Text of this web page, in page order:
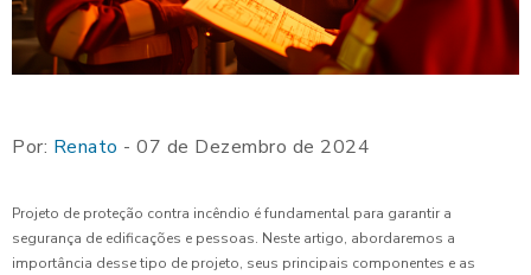
Por: Renato - 07 de Dezembro de 2024
Projeto de proteção contra incêndio é fundamental para garantir a
segurança de edificações e pessoas. Neste artigo, abordaremos a
importância desse tipo de projeto, seus principais componentes e as